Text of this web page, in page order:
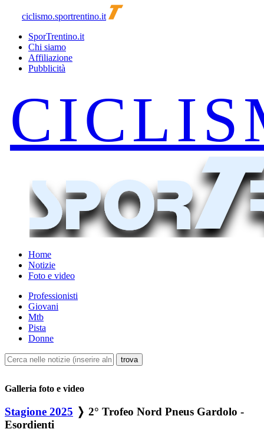
ciclismo.sportrentino.it
SporTrentino.it
Chi siamo
Affiliazione
Pubblicità
Home
Notizie
Foto e video
Professionisti
Giovani
Mtb
Pista
Donne
Galleria foto e video
Stagione 2025 ❭ 2° Trofeo Nord Pneus Gardolo -
Esordienti